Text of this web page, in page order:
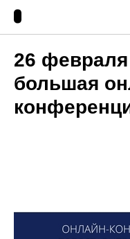
26 февраля
большая